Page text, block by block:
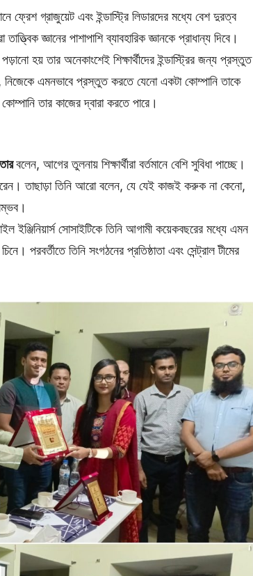
ফ্রেশ গ্রাজুয়েট এবং ইন্ডাস্ট্রি লিডারদের মধ্যে বেশ দুরত্ব
জ্ঞানের পাশাপাশি ব্যাবহারিক জ্ঞানকে প্রাধান্য দিবে।
হয় তার অনেকাংশেই শিক্ষার্থীদের ইন্ডাস্ট্রির জন্য প্রস্তুত
নিজেকে এমনভাবে প্রস্তুত করতে যেনো একটা কোম্পানি তাকে
তার কাজের দ্বারা করতে পারে।
বলেন, আগের তুলনায় শিক্ষার্থীরা বর্তমানে বেশি সুবিধা পাচ্ছে।
তাছাড়া তিনি আরো বলেন, যে যেই কাজই করুক না কেনো,
ইঞ্জিনিয়ার্স সোসাইটিকে তিনি আগামী কয়েকবছরের মধ্যে এমন
পরবর্তীতে তিনি সংগঠনের প্রতিষ্ঠাতা এবং সেন্ট্রাল টীমের